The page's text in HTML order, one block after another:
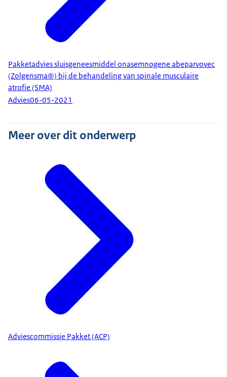
Pakketadvies sluisgeneesmiddel onasemnogene abeparvovec
(Zolgensma®) bij de behandeling van spinale musculaire
atrofie (SMA)
Advies06-05-2021
Meer over dit onderwerp
Adviescommissie Pakket (ACP)